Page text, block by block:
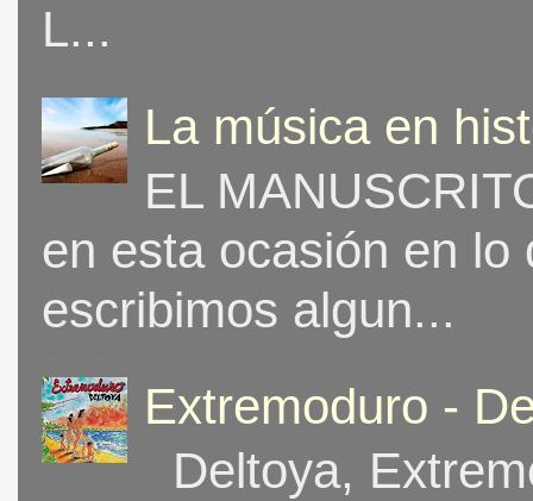
L...
La música en
EL
en esta ocasión en
escribimos algun...
Extremoduro -
Deltoya,